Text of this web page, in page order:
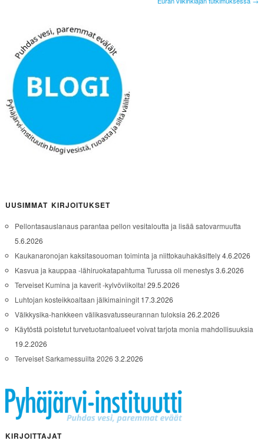
UUSIMMAT KIRJOITUKSET
Pellontasauslanaus parantaa pellon vesitaloutta ja lisää satovarmuutta
5.6.2026
Kaukanaronojan kaksitasouoman toiminta ja niittokauhakäsittely4.6.2026
Kasvua ja kauppaa -lähiruokatapahtuma Turussa oli menestys3.6.2026
Terveiset Kumina ja kaverit -kylvöviikolta!29.5.2026
Luhtojan kosteikkoaltaan jälkimainingit 17.3.2026
Välkkysika-hankkeen välikasvatusseurannan tuloksia 26.2.2026
Käytöstä poistetut turvetuotantoalueet voivat tarjota monia mahdollisuuksia
19.2.2026
Terveiset Sarkamessuilta 2026 3.2.2026
KIRJOITTAJAT